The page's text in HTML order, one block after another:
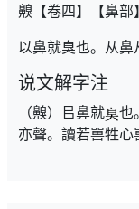
齅【卷四】【鼻部】
以鼻就臭也。从
说文解字注
（齅）㠯鼻就
也
亦聲。讀若嘼牲心